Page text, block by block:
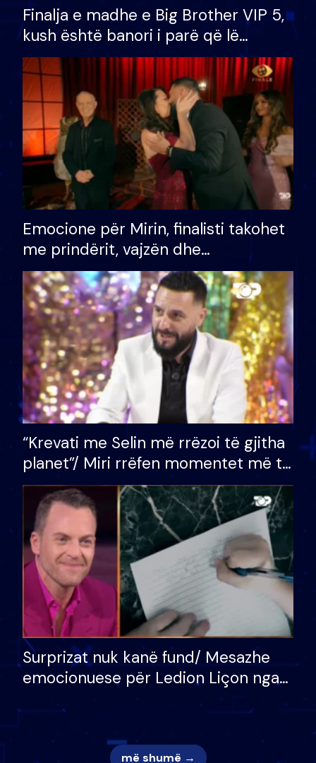
Finalja e madhe e Big Brother VIP 5,
kush është banori i parë që lë
shtëpinë dhe humb mundësinë për
të fituar çmimin e madh
Emocione për Mirin, finalisti takohet
me prindërit, vajzën dhe
bashkëshorten: S’kemi ndonjë letër
divorci apo jo?
“Krevati me Selin më rrëzoi të gjitha
planet”/ Miri rrëfen momentet më të
bukura në shtëpinë e BB VIP: Do më
mungojë zilja e mëngjesit kur…
Surprizat nuk kanë fund/ Mesazhe
emocionuese për Ledion Liçon nga
nëna dhe fëmijët e tij, moderatori
nuk i mban dot lotët: Nuk meritoj…
më shumë →